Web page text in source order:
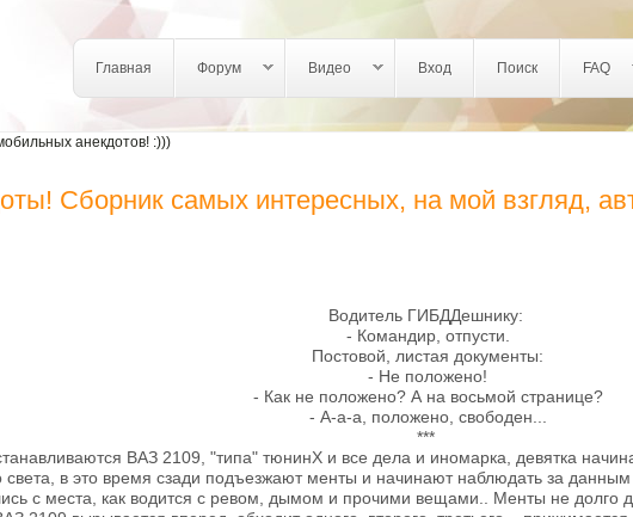
Login links
Главная Форум Видео Вход Поиск FAQ
анекдотов! :)))
Сборник самых интересных, на мой взгляд,
Водитель ГИБДДешнику:
- Командир, отпусти.
Постовой, листая документы:
- Не положено!
- Как не положено? А на восьмой странице?
- А-а-а, положено, свободен...
***
ВАЗ 2109, "типа" тюнинХ и все дела и иномарка, девятка
света, в это время сзади подъезжают менты и начинают наблюдать за
с места, как водится с ревом, дымом и прочими вещами.. Менты не долго